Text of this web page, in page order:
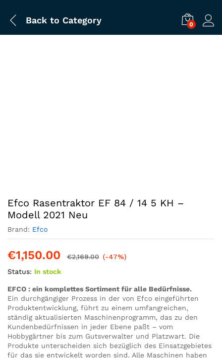
Back to Category 0
Efco Rasentraktor EF 84 / 14 5 KH –
Modell 2021 Neu
Brand: Efco
€1,150.00 €2,169.00 (-47%)
Status: In stock
EFCO : ein komplettes Sortiment für alle Bedürfnisse.
Ein durchgängiger Prozess in der von Efco eingeführten
Produktentwicklung, führt zu einem umfangreichen,
ständig aktualisierten Maschinenprogramm, das zu den
Kundenbedürfnissen in jeder Ebene paßt – vom
Hobbygärtner bis zum Gutsverwalter und Platzwart. Die
Produkte unterscheiden sich bezüglich des Einsatzgebietes
für das sie entwickelt worden sind. Alle Maschinen haben